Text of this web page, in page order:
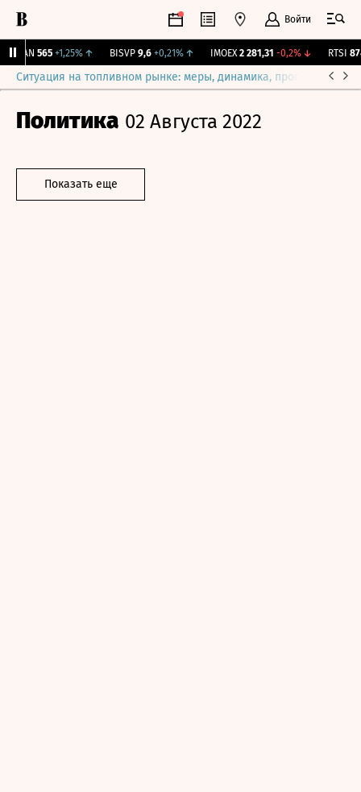
Войти
AVAN 565 +1,25%↑ BISVP 9,6 +0,21% ↑ IMOEX 2 281,31 -0,2%↓ RTSI
Ситуация на топливном рынке: меры, динамика, прогнозы
Политика 02 Августа 2022
Показать еще